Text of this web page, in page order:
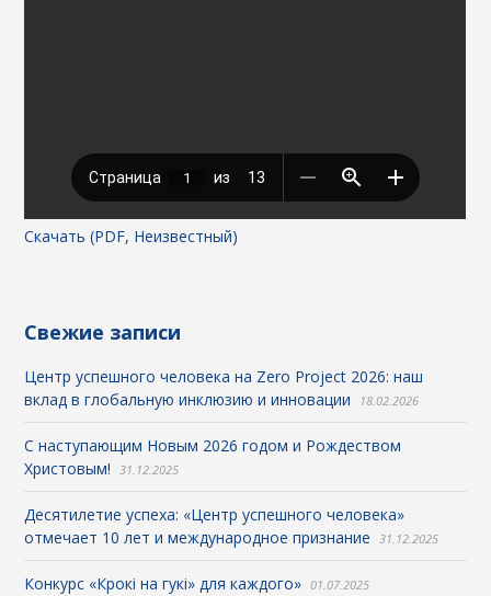
Скачать (PDF, Неизвестный)
Свежие записи
Центр успешного человека на Zero Project 2026: наш
вклад в глобальную инклюзию и инновации
18.02.2026
С наступающим Новым 2026 годом и Рождеством
Христовым!
31.12.2025
Десятилетие успеха: «Центр успешного человека»
отмечает 10 лет и международное признание
31.12.2025
Конкурс «Крокі на гукі» для каждого» 01.07.2025